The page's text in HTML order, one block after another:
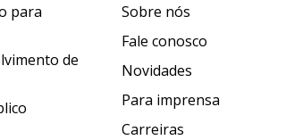
para
de
Sobre nós
Fale conosco
Novidades
Para imprensa
Carreiras